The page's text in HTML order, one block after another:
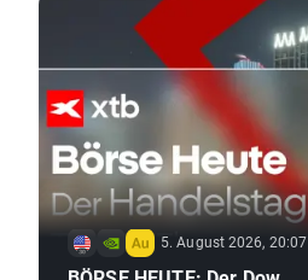
5. August 2026, 20:07